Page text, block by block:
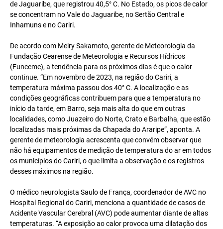
de Jaguaribe, que registrou 40,5° C. No Estado, os picos de calor
se concentram no Vale do Jaguaribe, no Sertão Central e
Inhamuns e no Cariri.
De acordo com Meiry Sakamoto, gerente de Meteorologia da
Fundação Cearense de Meteorologia e Recursos Hídricos
(Funceme), a tendência para os próximos dias é que o calor
continue. “Em novembro de 2023, na região do Cariri, a
temperatura máxima passou dos 40° C. A localização e as
condições geográficas contribuem para que a temperatura no
início da tarde, em Barro, seja mais alta do que em outras
localidades, como Juazeiro do Norte, Crato e Barbalha, que estão
localizadas mais próximas da Chapada do Araripe”, aponta. A
gerente de meteorologia acrescenta que convém observar que
não há equipamentos de medição de temperatura do ar em todos
os municípios do Cariri, o que limita a observação e os registros
desses máximos na região.
O médico neurologista Saulo de França, coordenador de AVC no
Hospital Regional do Cariri, menciona a quantidade de casos de
Acidente Vascular Cerebral (AVC) pode aumentar diante de altas
temperaturas. “A exposição ao calor provoca uma dilatação dos